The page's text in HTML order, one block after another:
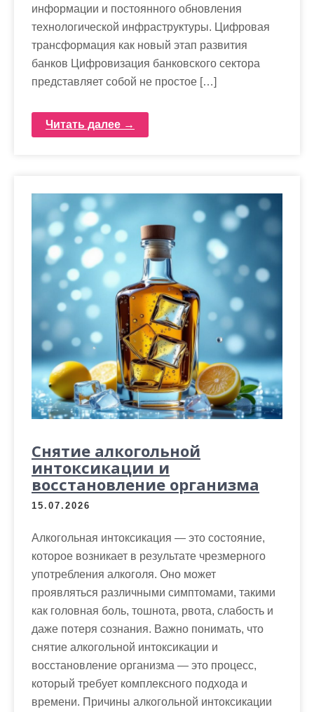
информации и постоянного обновления
технологической инфраструктуры. Цифровая
трансформация как новый этап развития
банков Цифровизация банковского сектора
представляет собой не простое […]
Читать далее →
Снятие алкогольной
интоксикации и
восстановление организма
15.07.2026
Алкогольная интоксикация — это состояние,
которое возникает в результате чрезмерного
употребления алкоголя. Оно может
проявляться различными симптомами, такими
как головная боль, тошнота, рвота, слабость и
даже потеря сознания. Важно понимать, что
снятие алкогольной интоксикации и
восстановление организма — это процесс,
который требует комплексного подхода и
времени. Причины алкогольной интоксикации